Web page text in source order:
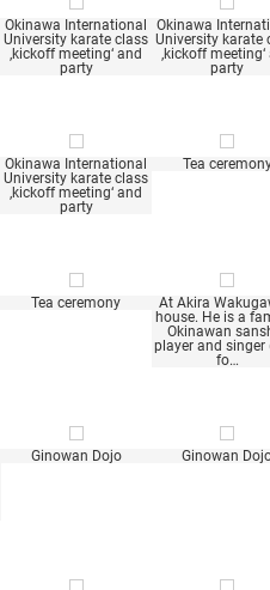
Okinawa International
University karate class
‚kickoff meeting‘ and
party
Okinawa
University karate
‚kickoff meeting‘
party
Okinawa International
University karate class
‚kickoff meeting‘ and
party
Tea
Tea ceremony
At Akira
house. He is a
Okinawan
player and singer
fo…
Ginowan Dojo Ginowan